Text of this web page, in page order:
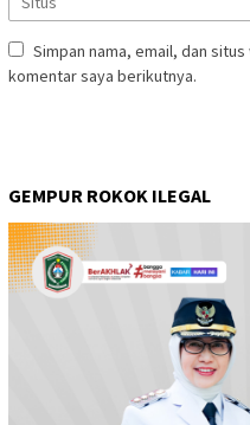
Simpan nama, email, dan
komentar saya berikutnya.
GEMPUR ROKOK ILEGAL